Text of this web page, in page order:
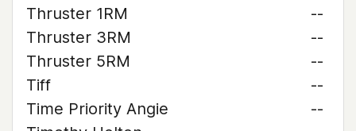
Thruster 1RM
--
Thruster 3RM
--
Thruster 5RM
--
Tiff
--
Time Priority Angie
--